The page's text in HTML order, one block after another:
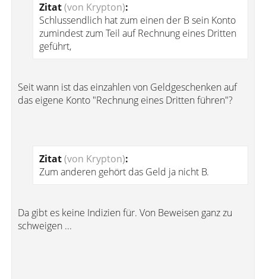
Zitat(von Krypton):
Schlussendlich hat zum einen der B sein Konto
zumindest zum Teil auf Rechnung eines Dritten
geführt,
Seit wann ist das einzahlen von Geldgeschenken auf
das eigene Konto "Rechnung eines Dritten führen"?
Zitat(von Krypton):
Zum anderen gehört das Geld ja nicht B.
Da gibt es keine Indizien für. Von Beweisen ganz zu
schweigen ...